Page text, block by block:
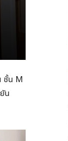
ชั้น M
น